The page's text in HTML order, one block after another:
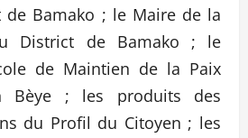
Bamako ; le Maire de la
District de Bamako ; le
de Maintien de la Paix
Bèye ; les produits des
du Profil du Citoyen ; les